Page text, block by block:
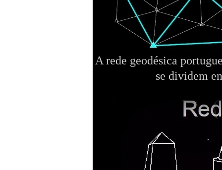
A rede geodésica
se dividem